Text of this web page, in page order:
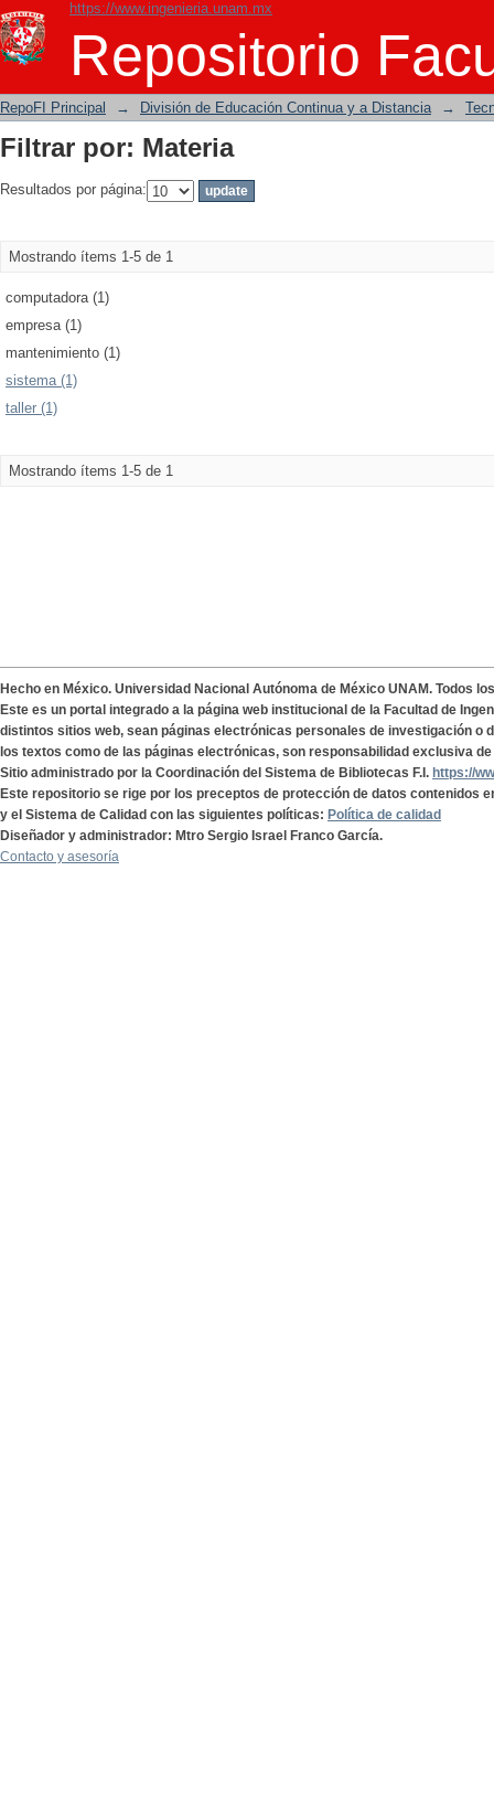
https://www.ingenieria.unam.mx
Repositorio
Filtrar por: Materia
RepoFI Principal → División de Educación Continua y a Distancia →
Filtrar por: Materia
Resultados por página:
Mostrando ítems 1-5 de 1
computadora (1)
empresa (1)
mantenimiento (1)
sistema (1)
taller (1)
Mostrando ítems 1-5 de 1
Hecho en México. Universidad Nacional Autónoma de México UNAM. Todos
Este es un portal integrado a la página web institucional de la Facultad de
distintos sitios web, sean páginas electrónicas personales de investigación o
los textos como de las páginas electrónicas, son responsabilidad exclusiva
Sitio administrado por la Coordinación del Sistema de Bibliotecas F.I. https://
Este repositorio se rige por los preceptos de protección de datos contenidos
y el Sistema de Calidad con las siguientes políticas: Política de calidad
Diseñador y administrador: Mtro Sergio Israel Franco García.
Contacto y asesoría